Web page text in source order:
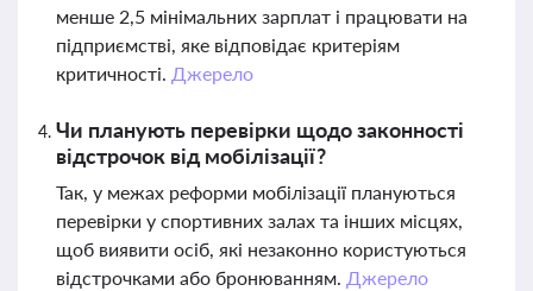
менше 2,5 мінімальних зарплат і працювати на
підприємстві, яке відповідає критеріям
критичності. Джерело
Чи планують перевірки щодо законності
відстрочок від мобілізації?
Так, у межах реформи мобілізації плануються
перевірки у спортивних залах та інших місцях,
щоб виявити осіб, які незаконно користуються
відстрочками або бронюванням. Джерело